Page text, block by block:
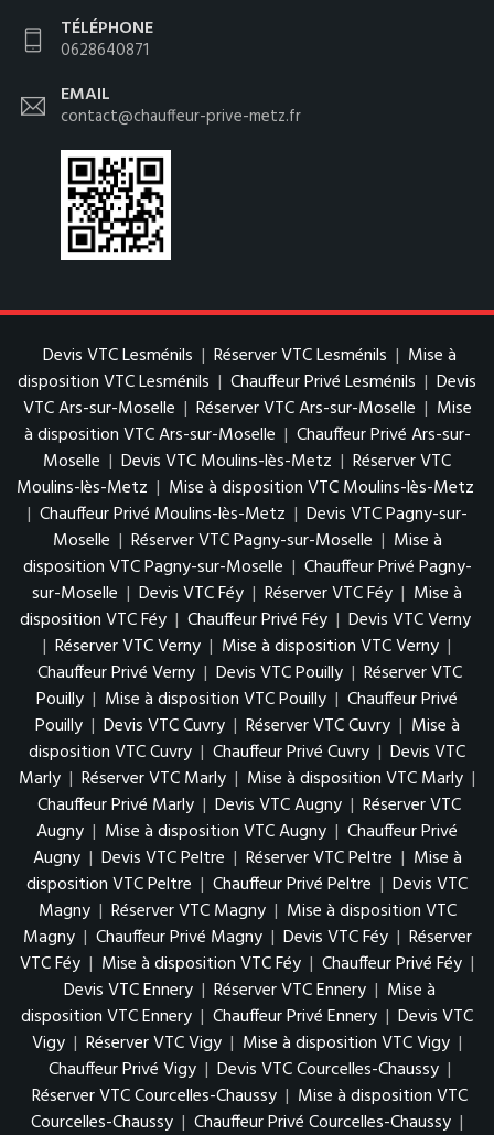
TÉLÉPHONE
0628640871
EMAIL
contact@chauffeur-prive-metz.fr
Devis VTC Lesménils | Réserver VTC Lesménils | Mise à
disposition VTC Lesménils | Chauffeur Privé Lesménils | Devis
VTC Ars-sur-Moselle | Réserver VTC Ars-sur-Moselle | Mise
à disposition VTC Ars-sur-Moselle | Chauffeur Privé Ars-sur-
Moselle | Devis VTC Moulins-lès-Metz | Réserver VTC
Moulins-lès-Metz | Mise à disposition VTC Moulins-lès-Metz
| Chauffeur Privé Moulins-lès-Metz | Devis VTC Pagny-sur-
Moselle | Réserver VTC Pagny-sur-Moselle | Mise à
disposition VTC Pagny-sur-Moselle | Chauffeur Privé Pagny-
sur-Moselle | Devis VTC Féy | Réserver VTC Féy | Mise à
disposition VTC Féy | Chauffeur Privé Féy | Devis VTC Verny
| Réserver VTC Verny | Mise à disposition VTC Verny |
Chauffeur Privé Verny | Devis VTC Pouilly | Réserver VTC
Pouilly | Mise à disposition VTC Pouilly | Chauffeur Privé
Pouilly | Devis VTC Cuvry | Réserver VTC Cuvry | Mise à
disposition VTC Cuvry | Chauffeur Privé Cuvry | Devis VTC
Marly | Réserver VTC Marly | Mise à disposition VTC Marly |
Chauffeur Privé Marly | Devis VTC Augny | Réserver VTC
Augny | Mise à disposition VTC Augny | Chauffeur Privé
Augny | Devis VTC Peltre | Réserver VTC Peltre | Mise à
disposition VTC Peltre | Chauffeur Privé Peltre | Devis VTC
Magny | Réserver VTC Magny | Mise à disposition VTC
Magny | Chauffeur Privé Magny | Devis VTC Féy | Réserver
VTC Féy | Mise à disposition VTC Féy | Chauffeur Privé Féy |
Devis VTC Ennery | Réserver VTC Ennery | Mise à
disposition VTC Ennery | Chauffeur Privé Ennery | Devis VTC
Vigy | Réserver VTC Vigy | Mise à disposition VTC Vigy |
Chauffeur Privé Vigy | Devis VTC Courcelles-Chaussy |
Réserver VTC Courcelles-Chaussy | Mise à disposition VTC
Courcelles-Chaussy | Chauffeur Privé Courcelles-Chaussy |